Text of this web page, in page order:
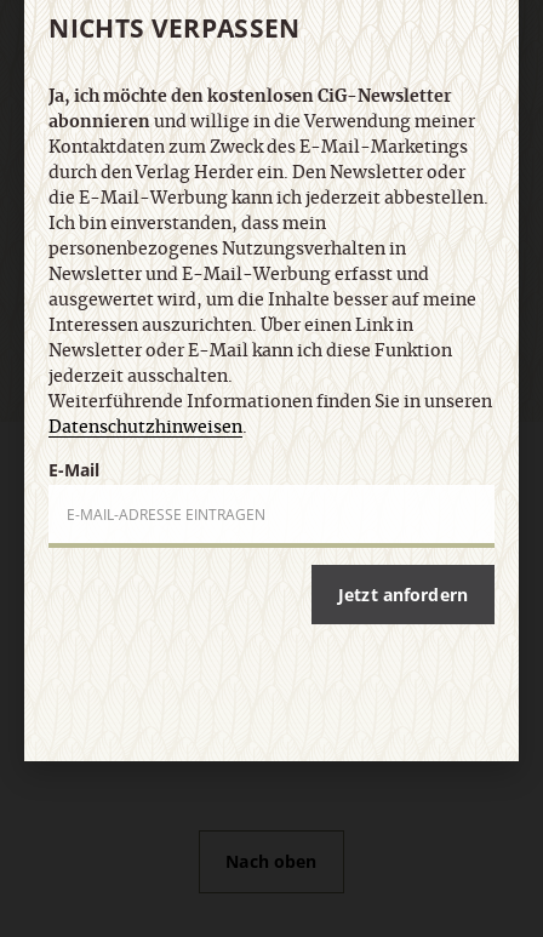
jederzeit ausschalten. Weiterführende
Informationen finden Sie in unseren
Datenschutzhinweisen .
E-Mail
Jetzt anmelden
AGB und Widerrufsbelehrung
Impressum
Abo online kündigen
Nach oben
NICHTS VERPASSEN
Ja, ich möchte den kostenlosen CiG-Newsletter
abonnierenund willige in die Verwendung meiner
Kontaktdaten zum Zweck des E-Mail-Marketings
durch den Verlag Herder ein. Den Newsletter oder
die E-Mail-Werbung kann ich jederzeit abbestellen.
Ich bin einverstanden, dass mein
personenbezogenes Nutzungsverhalten in
Newsletter und E-Mail-Werbung erfasst und
ausgewertet wird, um die Inhalte besser auf meine
Interessen auszurichten. Über einen Link in
Newsletter oder E-Mail kann ich diese Funktion
jederzeit ausschalten.
Weiterführende Informationen finden Sie in unseren
Datenschutzhinweisen.
E-Mail
Jetzt anfordern